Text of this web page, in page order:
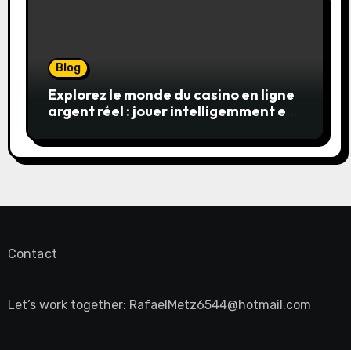
Blog
Explorez le monde du casino en ligne
argent réel : jouer intelligemment et
Contact
Let’s work together: RafaelMetz6544@hotmail.com